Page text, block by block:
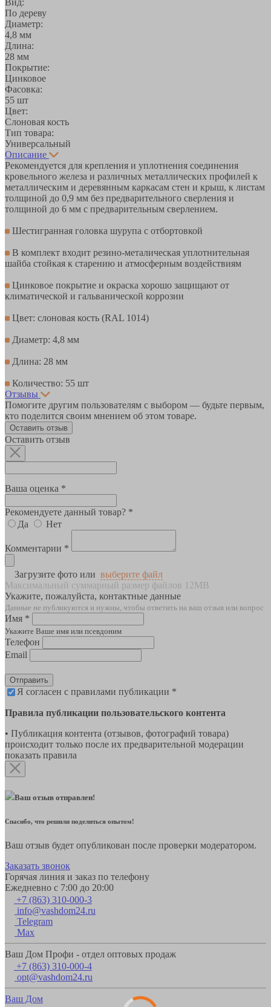
По дереву
Диаметр:
4,8 мм
Длина:
28 мм
Покрытие:
Цинковое
Фасовка:
55 шт
Цвет:
Слоновая кость
Тип товара:
Универсальный
Описание
Рекомендуется для крепления и уплотнения соединения
кровельного железа и различных металлических профилей к
металлическим и деревянным каркасам стен и крыш, к листам
толщиной до 0,9 мм без предварительного сверления и
толщиной до 6 мм с предварительным сверлением.
Шестигранная головка шурупа с отбортовкой
В комплект входит резино-металическая уплотнительная
шайба стойкая к старению и атмосферным воздействиям
Цинковое покрытие и окраска хорошо защищают от
климатической и гальванической коррозии
Цвет: слоновая кость (RAL 1014)
Диаметр: 4,8 мм
Длина: 28 мм
Количество: 55 шт
Отзывы
Помогите другим пользователям с выбором — будьте первым,
кто поделится своим мнением об этом товаре.
Оставить отзыв
Оставить отзыв
Ваша оценка *
Рекомендуете данный товар? *
Да
Нет
Комментарии *
Загрузите фото или выберите файл
Максимальный суммарный размер файлов 12MB
Укажите, пожалуйста, контактные данные
Данные не публикуются и нужны, чтобы ответить на ваш отзыв или вопрос
Имя *
Укажите Ваше имя или псевдоним
Телефон
Email
Отправить
Я согласен с правилами публикации *
Правила публикации пользовательского контента
• Публикация контента (отзывов, фотографий товара)
происходит только после их предварительной модерации
показать правила
Ваш отзыв отправлен!
Спасибо, что решили поделиться опытом!
Ваш отзыв будет опубликован после проверки модератором.
Заказать звонок
Горячая линия и заказ по телефону
Ежедневно с 7:00 до 20:00
+7 (863) 310-000-3
info@vashdom24.ru
Telegram
Max
Ваш Дом Профи - отдел оптовых продаж
+7 (863) 310-000-4
opt@vashdom24.ru
Ваш Дом